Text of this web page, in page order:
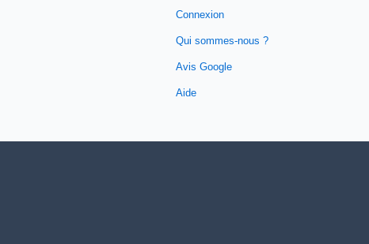
Connexion
Qui sommes-nous ?
Avis Google
Aide